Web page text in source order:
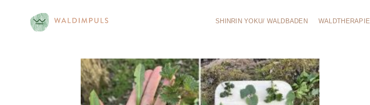
SHINRIN YOKU/ WALDBADEN WALDTHERAPIE